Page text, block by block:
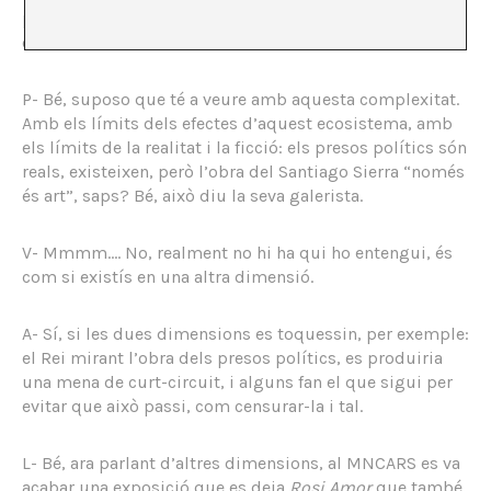
passat amb l’obra dels presos polítics, que l’han
censurada…
P- Bé, suposo que té a veure amb aquesta complexitat.
Amb els límits dels efectes d’aquest ecosistema, amb
els límits de la realitat i la ficció: els presos polítics són
reals, existeixen, però l’obra del Santiago Sierra “només
és art”, saps? Bé, això diu la seva galerista.
V- Mmmm…. No, realment no hi ha qui ho entengui, és
com si existís en una altra dimensió.
A- Sí, si les dues dimensions es toquessin, per exemple:
el Rei mirant l’obra dels presos polítics, es produiria
una mena de curt-circuit, i alguns fan el que sigui per
evitar que això passi, com censurar-la i tal.
L- Bé, ara parlant d’altres dimensions, al MNCARS es va